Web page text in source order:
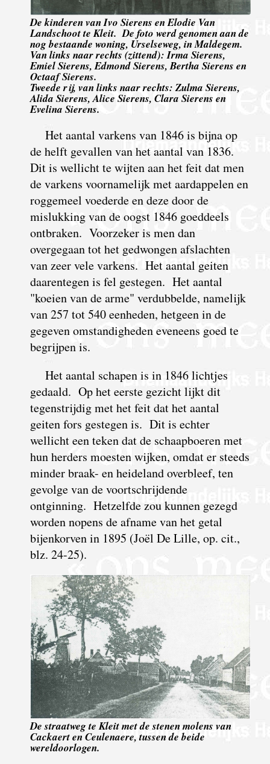
De kinderen van Ivo Sierens en Elodie Van
Landschoot te Kleit. De foto werd genomen aan de
nog bestaande woning, Urselseweg, in Maldegem.
Van links naar rechts (zittend): Irma Sierens,
Emiel Sierens, Edmond Sierens, Bertha Sierens en
Octaaf Sierens.
Tweede rij, van links naar rechts: Zulma Sierens,
Alida Sierens, Alice Sierens, Clara Sierens en
Evelina Sierens.
Het aantal varkens van 1846 is bijna op
de helft gevallen van het aantal van 1836.
Dit is wellicht te wijten aan het feit dat men
devarkens voornamelijk met aardappelen en
roggemeel voederde en deze door de
mislukking van de oogst 1846 goeddeels
ontbraken. Voorzeker is men dan
overgegaan tot het gedwongen afslachten
van zeer vele varkens. Het aantal geiten
daarentegen is fel gestegen. Het aantal
"koeien van de arme" verdubbelde, namelijk
van 257 tot 540 eenheden, hetgeen in de
gegeven omstandigheden eveneens goed te
begrijpen is.
Het aantal schapen is in 1846 lichtjes
gedaald. Op het eerste gezicht lijkt dit
tegenstrijdig met het feit dat het aantal
geiten fors gestegen is. Dit is echter
wellicht een teken dat de schaapboeren met
hun herders moesten wijken, omdat er steeds
minder braak- en heideland overbleef, ten
gevolge van de voortschrijdende
ontginning. Hetzelfde zou kunnen gezegd
worden nopens de afname van het getal
bijenkorven in 1895 (Joël De Lille, op. cit.,
blz. 24-25).
De straatweg te Kleit met de stenen molens van
Cackaert en Ceulenaere, tussen de beide
wereldoorlogen.